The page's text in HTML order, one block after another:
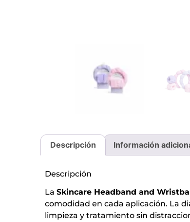
Descripción Información
Descripción
La Skincare Headband and
comodidad en cada aplicación. La
limpieza y tratamiento sin